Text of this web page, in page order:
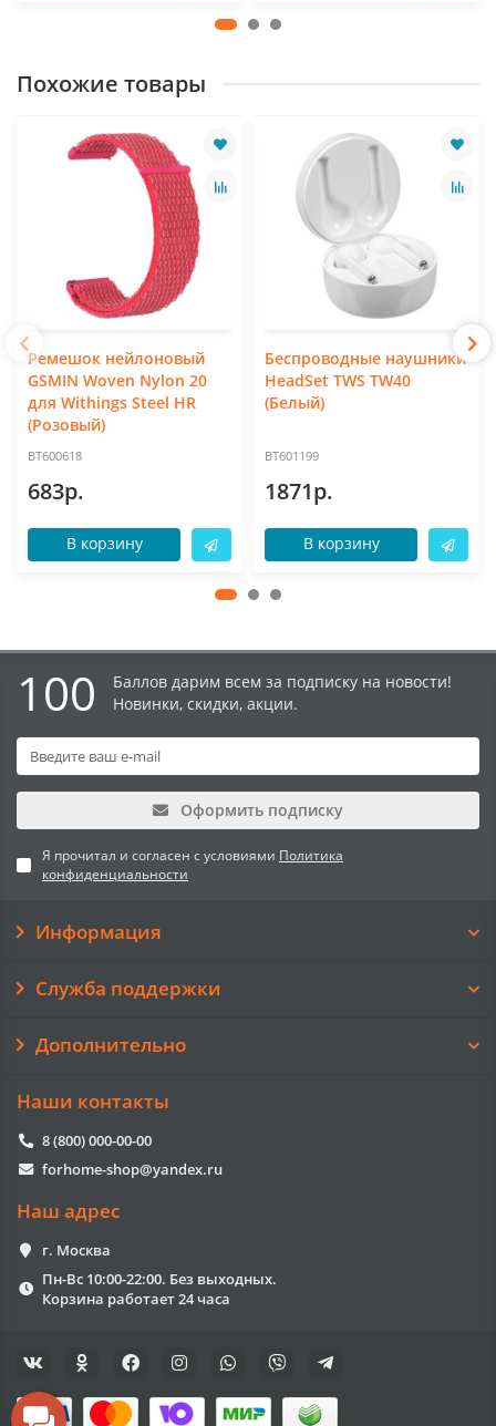
Похожие товары
Ремешок нейлоновый
GSMIN Woven Nylon 20
для Withings Steel HR
(Розовый)
BT600618
683р.
В корзину
Беспроводные наушники
HeadSet TWS TW40
(Белый)
BT601199
1871р.
В корзину
100
Баллов дарим всем за подписку на новости!
Новинки, скидки, акции.
Оформить подписку
Я прочитал и согласен с условиями Политика
конфиденциальности
Информация
Служба поддержки
Дополнительно
Наши контакты
8 (800) 000-00-00
forhome-shop@yandex.ru
Наш адрес
г. Москва
Пн-Вс 10:00-22:00. Без выходных.
Корзина работает 24 часа